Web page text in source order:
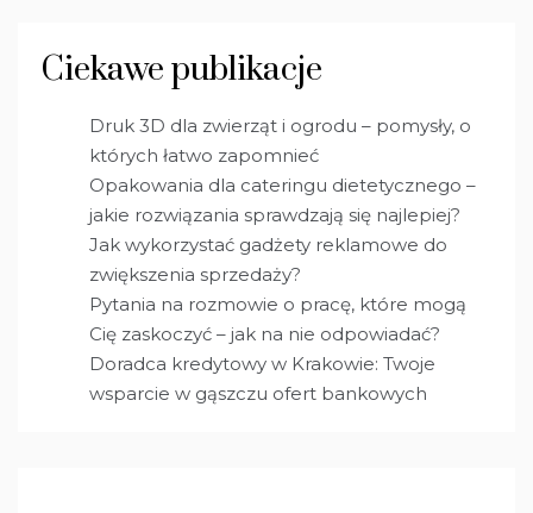
Ciekawe publikacje
Druk 3D dla zwierząt i ogrodu – pomysły, o
których łatwo zapomnieć
Opakowania dla cateringu dietetycznego –
jakie rozwiązania sprawdzają się najlepiej?
Jak wykorzystać gadżety reklamowe do
zwiększenia sprzedaży?
Pytania na rozmowie o pracę, które mogą
Cię zaskoczyć – jak na nie odpowiadać?
Doradca kredytowy w Krakowie: Twoje
wsparcie w gąszczu ofert bankowych